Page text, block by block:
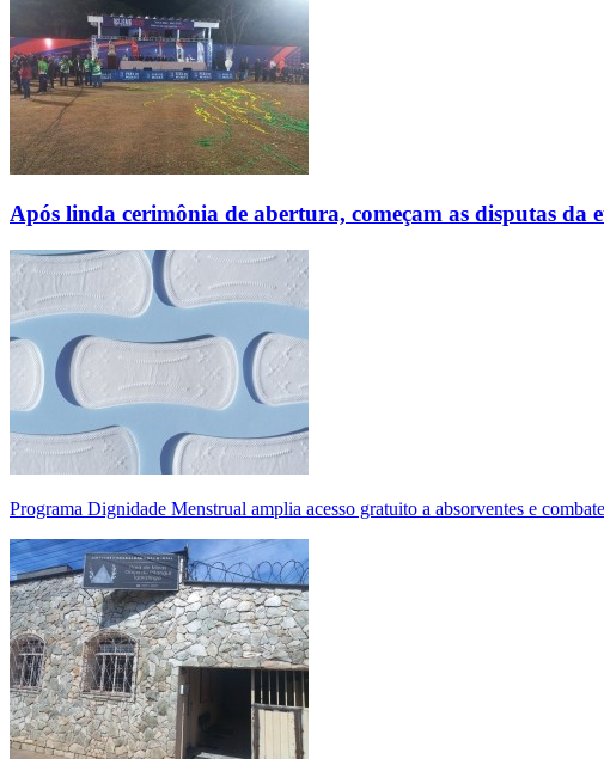
Após linda cerimônia de abertura, começam as disputas
Programa Dignidade Menstrual amplia acesso gratuito a absorventes e